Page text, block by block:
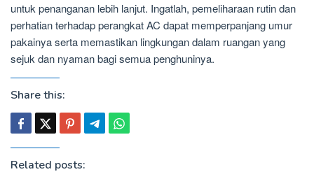
untuk penanganan lebih lanjut. Ingatlah, pemeliharaan rutin dan
perhatian terhadap perangkat AC dapat memperpanjang umur
pakainya serta memastikan lingkungan dalam ruangan yang
sejuk dan nyaman bagi semua penghuninya.
Share this:
Related posts: